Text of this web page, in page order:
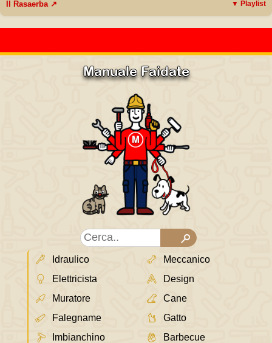
Il Rasaerba ↗ ▼ Playlist
Manuale Faidate
Idraulico
Elettricista
Muratore
Falegname
Imbianchino
Meccanico
Design
Cane
Gatto
Barbecue